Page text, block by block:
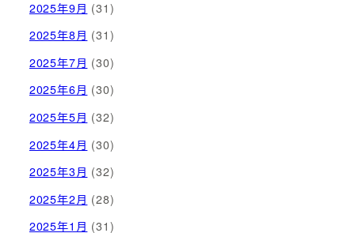
2025年9月 (31)
2025年8月 (31)
2025年7月 (30)
2025年6月 (30)
2025年5月 (32)
2025年4月 (30)
2025年3月 (32)
2025年2月 (28)
2025年1月 (31)